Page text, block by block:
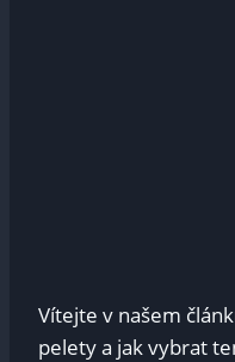
Vítejte v našem
pelety a jak vybrat